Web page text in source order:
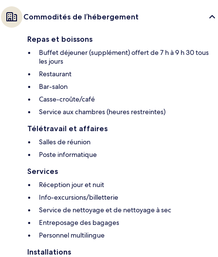
Commodités de l’hébergement
Repas et boissons
Buffet déjeuner (supplément) offert de 7 h à 9 h 30 tous
les jours
Restaurant
Bar-salon
Casse-croûte/café
Service aux chambres (heures restreintes)
Télétravail et affaires
Salles de réunion
Poste informatique
Services
Réception jour et nuit
Info-excursions/billetterie
Service de nettoyage et de nettoyage à sec
Entreposage des bagages
Personnel multilingue
Installations